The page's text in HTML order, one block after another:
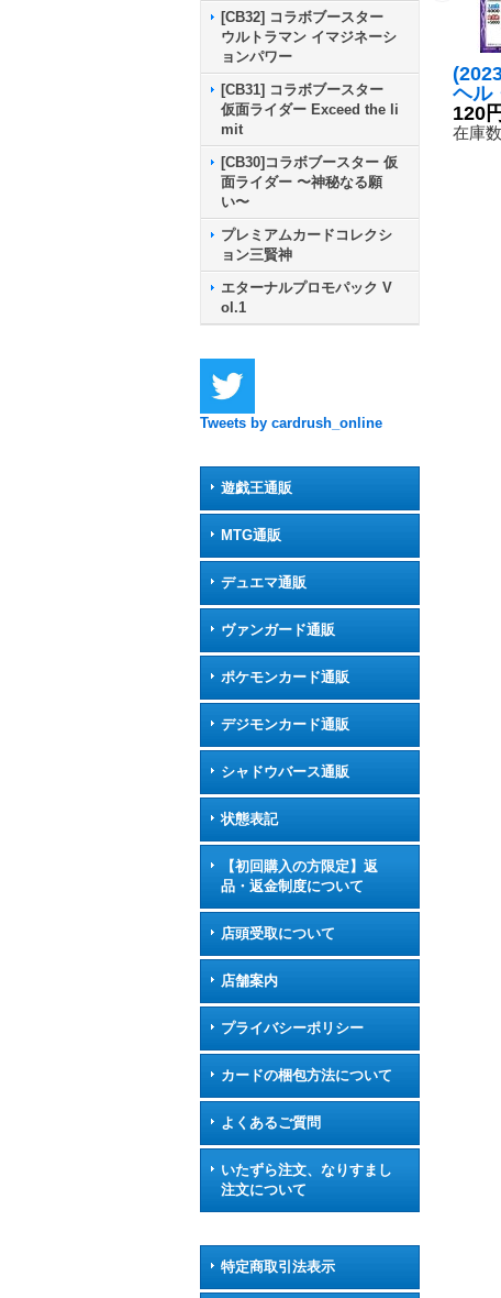
[CB32] コラボブースター
ウルトラマン イマジネーシ
ョンパワー
[CB31] コラボブースター
仮面ライダー Exceed the li
mit
[CB30]コラボブースター 仮
面ライダー 〜神秘なる願
い〜
プレミアムカードコレクシ
ョン三賢神
エターナルプロモパック V
ol.1
Tweets by cardrush_online
遊戯王通販
MTG通販
デュエマ通販
ヴァンガード通販
ポケモンカード通販
デジモンカード通販
シャドウバース通販
状態表記
【初回購入の方限定】返
品・返金制度について
店頭受取について
店舗案内
プライバシーポリシー
カードの梱包方法について
よくあるご質問
いたずら注文、なりすまし
注文について
特定商取引法表示
ヘル
ーラ
5-
120円
在庫